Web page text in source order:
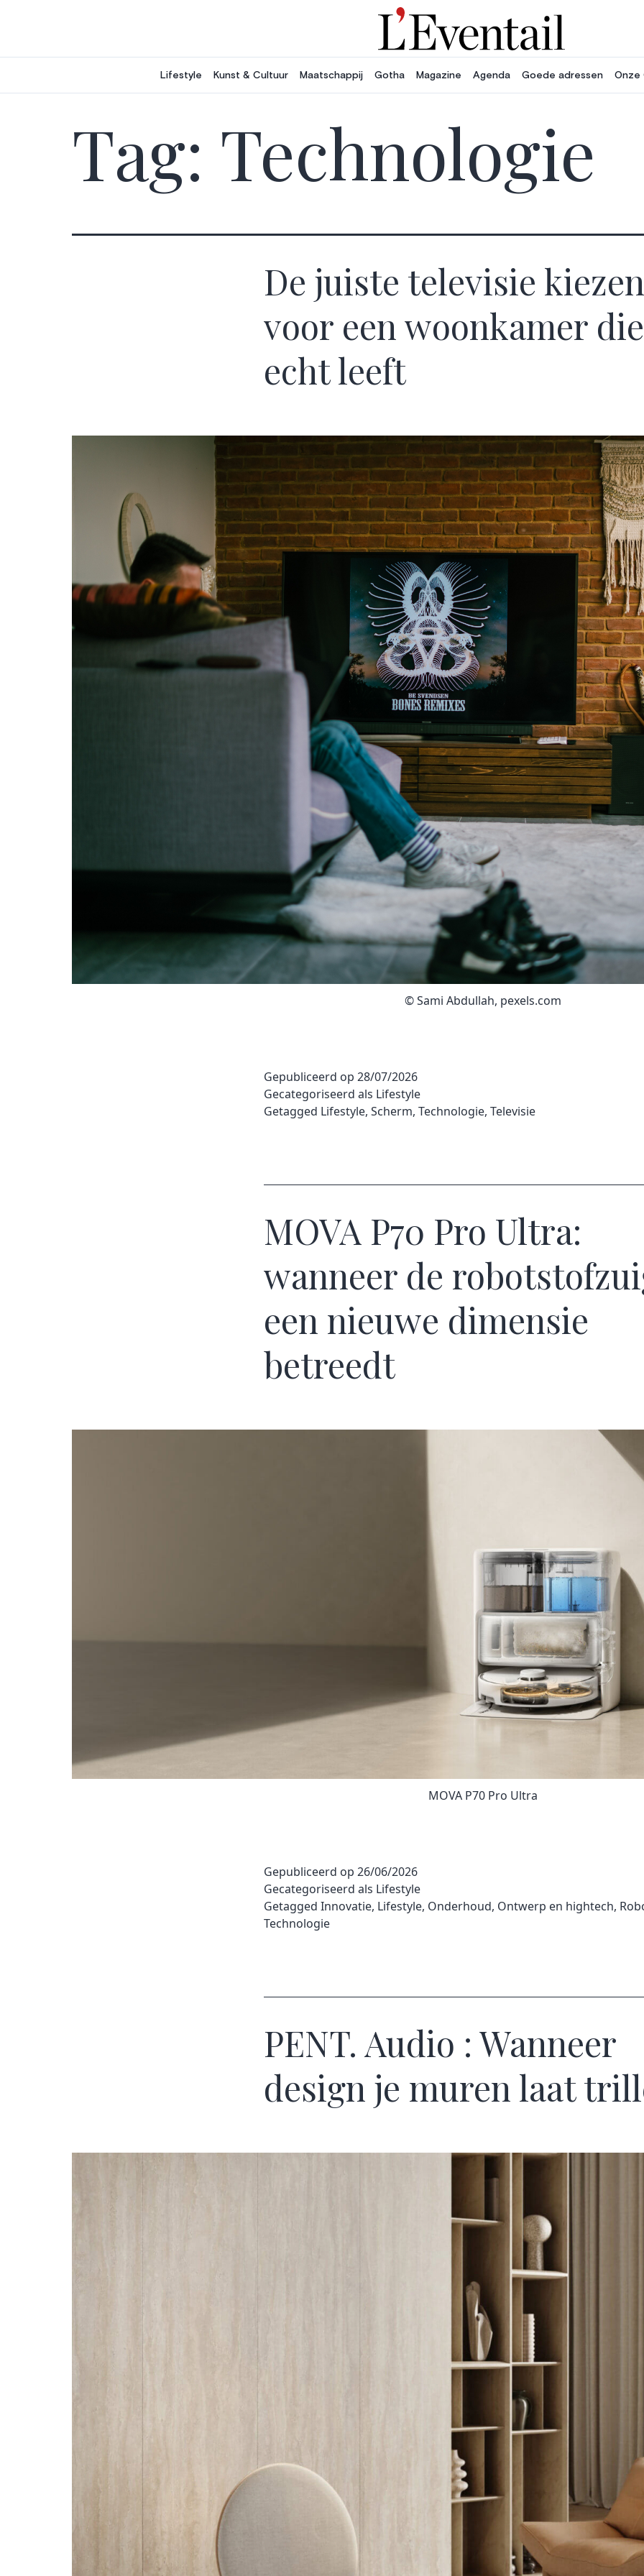
inhoud
Lifestyle Kunst & Cultuur Maatschappij Gotha Magazine Agenda Goede adressen Onze
Tag: Technologie
De juiste televisie kiezen
voor een woonkamer die
echt leeft
© Sami Abdullah, pexels.com
Gepubliceerd op 28/07/2026
Gecategoriseerd als Lifestyle
Getagged Lifestyle, Scherm, Technologie, Televisie
MOVA P70 Pro Ultra:
wanneer de
een nieuwe dimensie
betreedt
MOVA P70 Pro Ultra
Gepubliceerd op 26/06/2026
Gecategoriseerd als Lifestyle
Getagged Innovatie, Lifestyle, Onderhoud, Ontwerp en hightech,
Technologie
PENT. Audio : Wanneer
design je muren laat